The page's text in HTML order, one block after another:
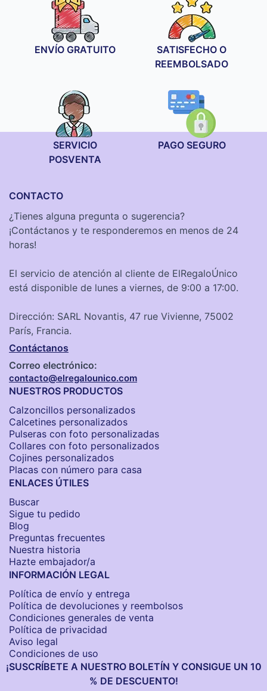
ENVÍO GRATUITO
SATISFECHO O
REEMBOLSADO
SERVICIO
POSVENTA
PAGO SEGURO
CONTACTO
¿Tienes alguna pregunta o sugerencia?
¡Contáctanos y te responderemos en menos de 24
horas!
El servicio de atención al cliente de ElRegaloÚnico
está disponible de lunes a viernes, de 9:00 a 17:00.
Dirección: SARL Novantis, 47 rue Vivienne, 75002
París, Francia.
Contáctanos
Correo electrónico:
contacto@elregalounico.com
NUESTROS PRODUCTOS
Calzoncillos personalizados​
Calcetines personalizados
Pulseras con foto personalizadas
Collares con foto personalizados
Cojines personalizados
Placas con número para casa
ENLACES ÚTILES
Buscar
Sigue tu pedido
Blog
Preguntas frecuentes
Nuestra historia
Hazte embajador/a
INFORMACIÓN LEGAL
Política de envío y entrega
Política de devoluciones y reembolsos
Condiciones generales de venta
Política de privacidad
Aviso legal
Condiciones de uso
¡SUSCRÍBETE A NUESTRO BOLETÍN Y CONSIGUE UN 10
% DE DESCUENTO!